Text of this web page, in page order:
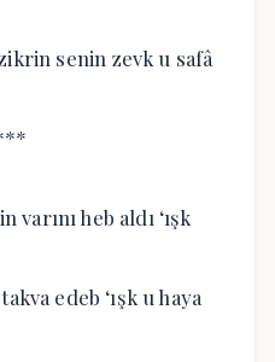
senin zevk u safâ
heb aldı ‘ışk
edeb ‘ışk u haya